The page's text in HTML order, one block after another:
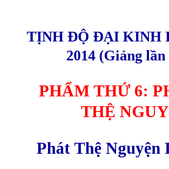
TỊNH ĐỘ ĐẠI KINH
2014 (Giảng
PHẨM THỨ 6:
THỆ
Phát Thệ Nguyện